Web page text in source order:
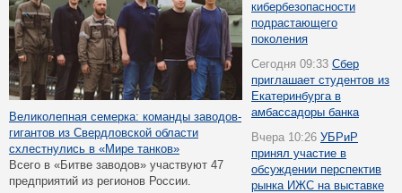
Великолепная семерка: команды заводов-
гигантов из Свердловской области
схлестнулись в «Мире танков»
Всего в «Битве заводов» участвуют 47
предприятий из регионов России.
кибербезопасности
подрастающего
поколения
Сегодня 09:33 Сбер
приглашает студентов из
Екатеринбурга в
амбассадоры банка
Вчера 10:26 УБРиР
принял участие в
обсуждении перспектив
рынка ИЖС на выставке